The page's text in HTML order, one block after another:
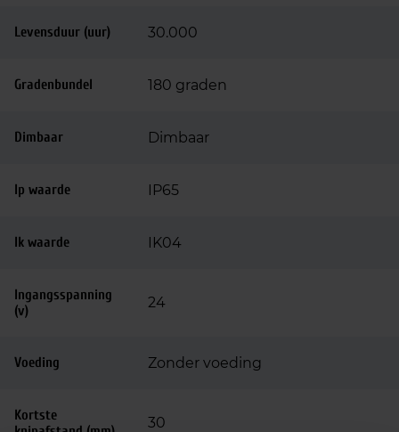
Levensduur (uur) 30.000
Gradenbundel 180 graden
Dimbaar Dimbaar
Ip waarde IP65
Ik waarde IK04
Ingangsspanning
(v)
24
Voeding Zonder voeding
Kortste
30